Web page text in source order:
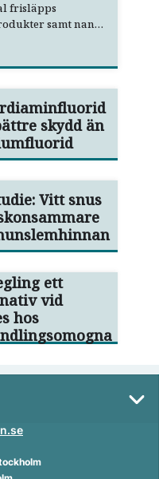
frisläpps
samt nano-
skydd än
Vitt snus
ett
vid
hos